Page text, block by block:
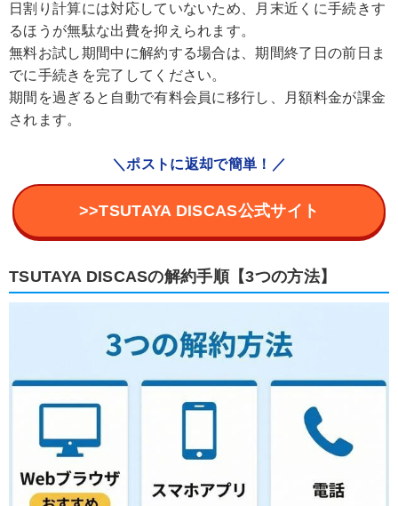
日割り計算には対応していないため、月末近くに手続きす
るほうが無駄な出費を抑えられます。
無料お試し期間中に解約する場合は、期間終了日の前日ま
でに手続きを完了してください。
期間を過ぎると自動で有料会員に移行し、月額料金が課金
されます。
＼ポストに返却で簡単！／
>>TSUTAYA DISCAS公式サイト
TSUTAYA DISCASの解約手順【3つの方法】